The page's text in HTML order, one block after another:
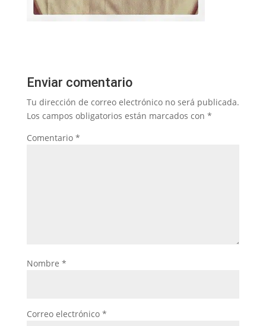
Enviar comentario
Tu dirección de correo electrónico no será publicada.
Los campos obligatorios están marcados con *
Comentario *
Nombre *
Correo electrónico *